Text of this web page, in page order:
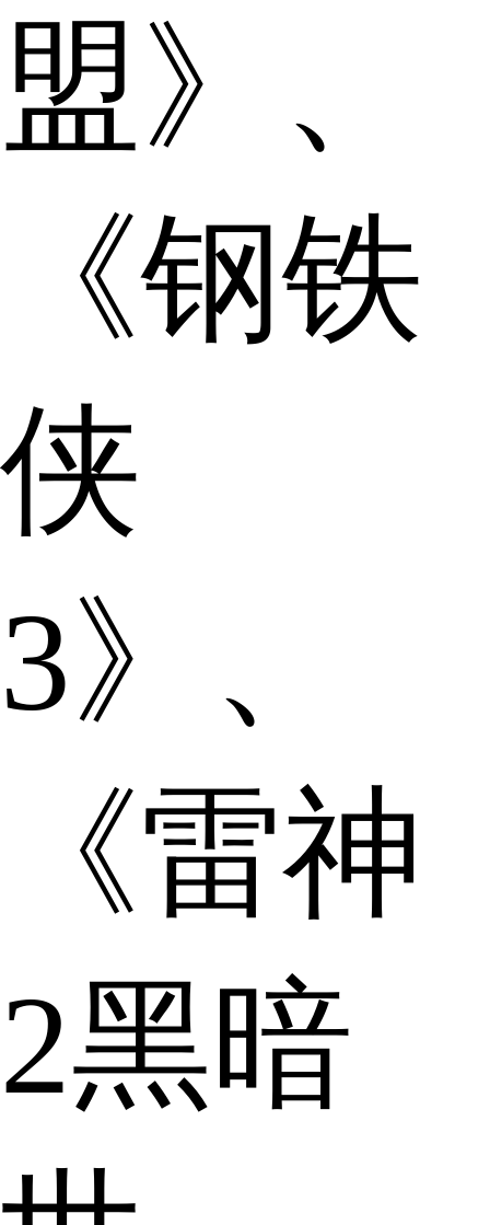
盟》、
《钢铁
侠
3》、
《雷神
2黑暗